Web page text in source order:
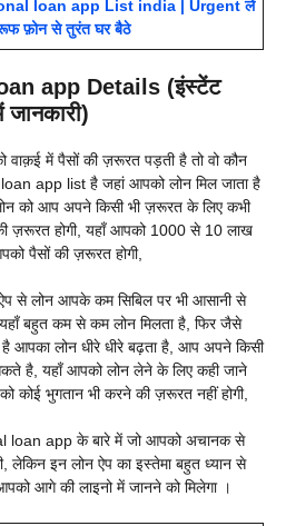
loan app List india | Urgent लें
फ़ोन से तुरंत घर बैठे
app Details (इंस्टेंट
में पैसों की ज़रूरत पड़ती है तो वो कौन
app list है जहां आपको लोन मिल जाता है
को आप अपने किसी भी ज़रूरत के लिए कभी
ज़रूरत होगी, यहाँ आपको 1000 से 10 लाख
पैसों की ज़रूरत होगी,
से लोन आपके कम सिबिल पर भी आसानी से
बहुत कम से कम लोन मिलता है, फिर जैसे
लोन धीरे धीरे बढ़ता है, आप अपने किसी
है, यहाँ आपको लोन लेने के लिए कही जाने
कोई भुगतान भी करने की ज़रूरत नहीं होगी,
loan app के बारे में जो आपको अचानक से
लेकिन इन लोन ऐप का इस्तेमा बहुत ध्यान से
आगे की लाइनो में जानने को मिलेगा ।